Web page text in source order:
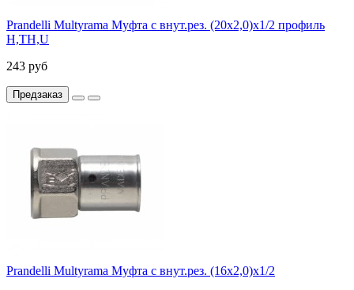
Prandelli Multyrama Муфта с внут.рез. (20х2,0)х1/2 профиль
H,TH,U
243 руб
Предзаказ
Prandelli Multyrama Муфта с внут.рез. (16х2,0)х1/2